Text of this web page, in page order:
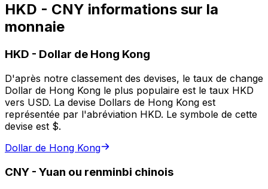
HKD - CNY informations sur la
monnaie
HKD - Dollar de Hong Kong
D'après notre classement des devises, le taux de change
Dollar de Hong Kong le plus populaire est le taux HKD
vers USD. La devise Dollars de Hong Kong est
représentée par l'abréviation HKD. Le symbole de cette
devise est $.
Dollar de Hong Kong
CNY - Yuan ou renminbi chinois